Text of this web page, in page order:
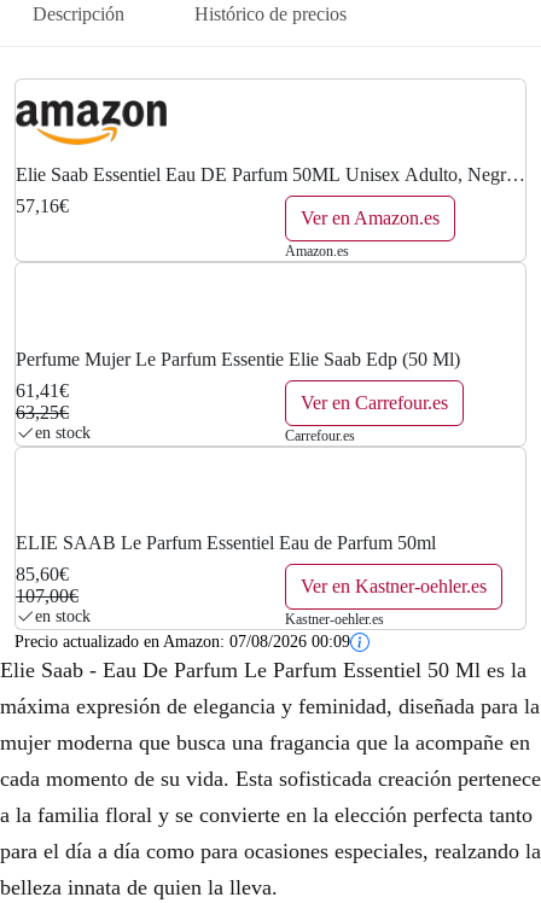
Descripción Histórico de precios
Elie Saab Essentiel Eau DE Parfum 50ML Unisex Adulto, Negro,
Estándar
57,16€
Ver en Amazon.es
Amazon.es
Perfume Mujer Le Parfum Essentie Elie Saab Edp (50 Ml)
61,41€
63,25€
en stock
Ver en Carrefour.es
Carrefour.es
ELIE SAAB Le Parfum Essentiel Eau de Parfum 50ml
85,60€
107,00€
en stock
Ver en Kastner-oehler.es
Kastner-oehler.es
Precio actualizado en Amazon: 07/08/2026 00:09
Elie Saab - Eau De Parfum Le Parfum Essentiel 50 Ml es la
máxima expresión de elegancia y feminidad, diseñada para la
mujer moderna que busca una fragancia que la acompañe en
cada momento de su vida. Esta sofisticada creación pertenece
a la familia floral y se convierte en la elección perfecta tanto
para el día a día como para ocasiones especiales, realzando la
belleza innata de quien la lleva.